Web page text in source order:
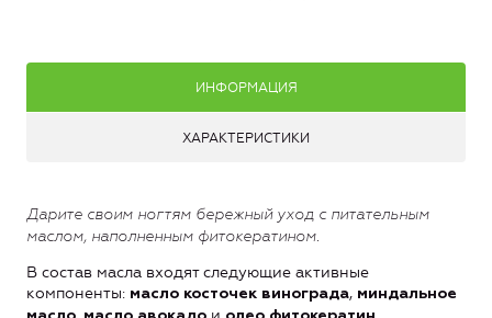
ИНФОРМАЦИЯ
ХАРАКТЕРИСТИКИ
Дарите своим ногтям бережный уход с питательным
маслом, наполненным фитокератином.
В состав масла входят следующие активные
компоненты: масло косточек винограда, миндальное